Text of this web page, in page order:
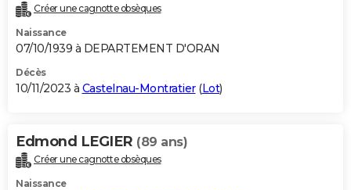
Créer une cagnotte obsèques
Naissance
07/10/1939 à DEPARTEMENT D'ORAN
Décès
10/11/2023 à Castelnau-Montratier(Lot)
Edmond LEGIER (89 ans)
Créer une cagnotte obsèques
Naissance